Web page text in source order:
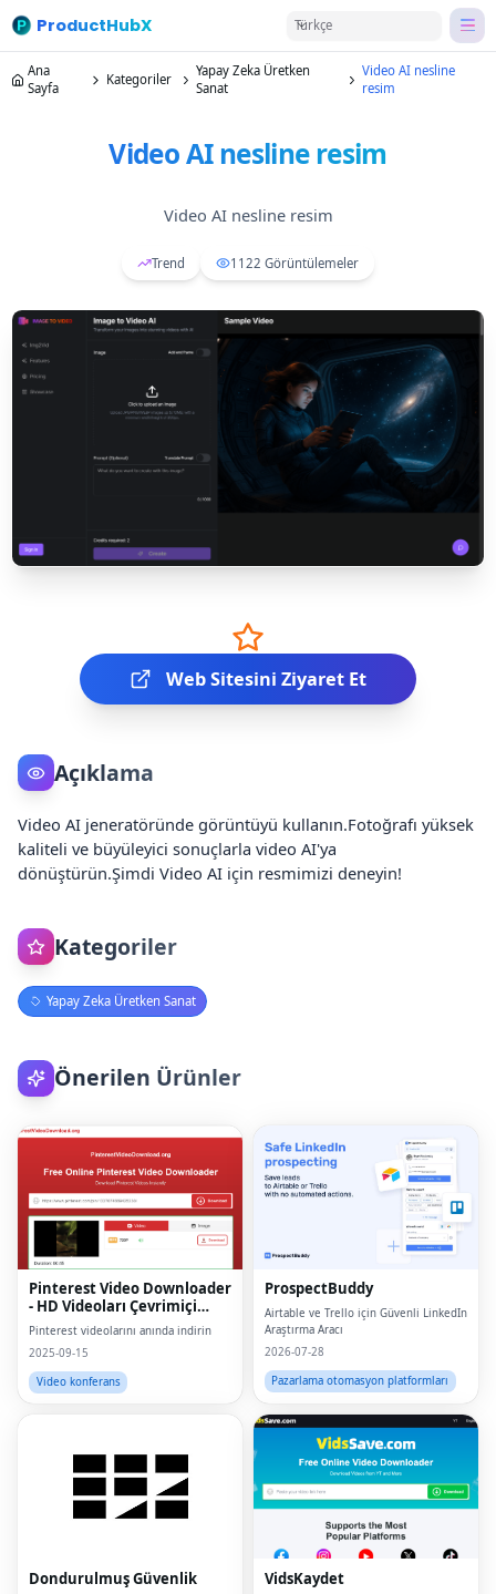
ProductHubX Türkçe
Ana
Sayfa
Kategoriler
Yapay Zeka Üretken
Sanat
Video AI nesline
resim
Video AI nesline resim
Video AI nesline resim
Trend 1122 Görüntülemeler
Web Sitesini Ziyaret Et
Açıklama
Video AI jeneratöründe görüntüyü kullanın.Fotoğrafı yüksek
kaliteli ve büyüleyici sonuçlarla video AI'ya
dönüştürün.Şimdi Video AI için resmimizi deneyin!
Kategoriler
Yapay Zeka Üretken Sanat
Önerilen Ürünler
Pinterest Video Downloader
- HD Videoları Çevrimiçi
İndir
Pinterest videolarını anında indirin
2025-09-15
Video konferans
ProspectBuddy
Airtable ve Trello için Güvenli LinkedIn
Araştırma Aracı
2026-07-28
Pazarlama otomasyon platformları
Dondurulmuş Güvenlik VidsKaydet